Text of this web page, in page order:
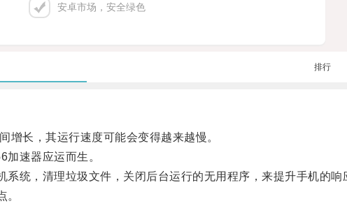
安卓市场，安全绿色
排行
长，其运行速度可能会变得越来越慢。
速器应运而生。
，清理垃圾文件，关闭后台运行的无用程序，来提升手机的响